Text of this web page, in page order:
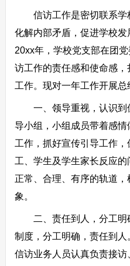
信访工作是密切联系学
化解内部矛盾，促进学校发
20xx年，学校党支部在团
访工作的责任感和使命感
工作。现对一年工作开展总
一、领导重视，认识到
导小组，小组成员带着感
工作，抓好宣传引导工作
工、学生及学生家长反应
正常、合理、有序的轨道
象。
二、责任到人，分工明
制度，分工明确，责任到人
信访业务人员认真负责接